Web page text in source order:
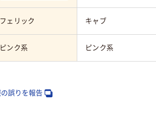
フェリック キャブ
ピンク系 ピンク系
誤りを報告